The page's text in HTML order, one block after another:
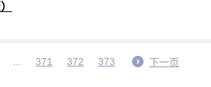
371 372 373 下一页